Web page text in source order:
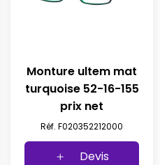
Monture ultem mat
turquoise 52-16-155
prix net
Réf. F020352212000
Devis